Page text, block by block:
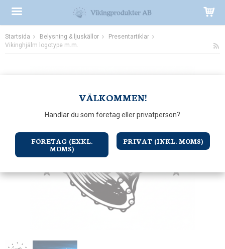
VÄLKOMMEN!
Handlar du som företag eller privatperson?
FÖRETAG (EXKL.
MOMS)
PRIVAT (INKL. MOMS)
Produkten har blivit tillagd i varukorgen
Startsida Belysning & ljuskällor
Presentartiklar
Vikinghjälm logotype m.m.